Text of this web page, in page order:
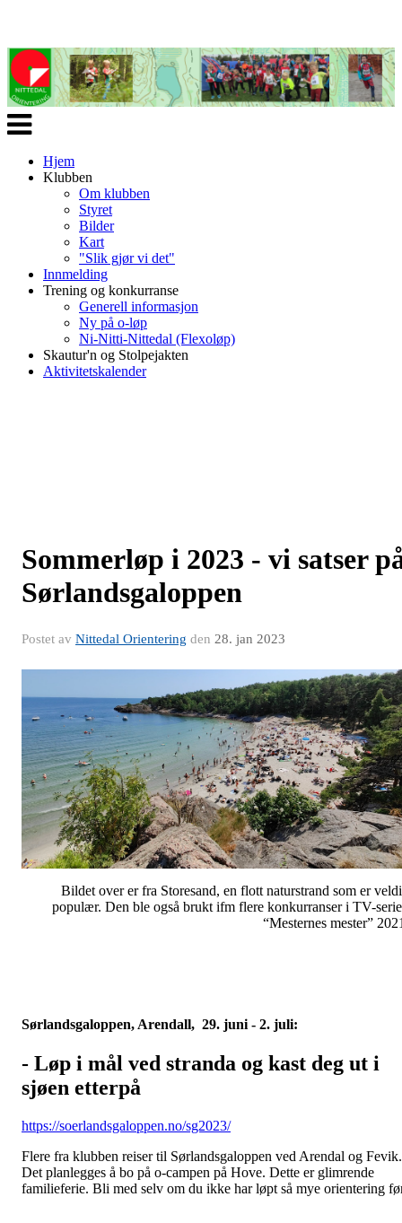
Veksle
navigasjon
Hjem
Klubben
Om klubben
Styret
Bilder
Kart
"Slik gjør vi det"
Innmelding
Trening og konkurranse
Generell informasjon
Ny på o-løp
Ni-Nitti-Nittedal (Flexoløp)
Skautur'n og Stolpejakten
Aktivitetskalender
Sommerløp i 2023 - vi satser
Sørlandsgaloppen
Postet av Nittedal Orientering den 28. jan 2023
Bildet over er fra Storesand, en flott naturstrand som er
populær. Den ble også brukt ifm flere konkurranser i TV-
“Mesternes mester”
Sørlandsgaloppen, Arendall, 29. juni - 2. juli:
- Løp i mål ved stranda og kast deg ut i
sjøen etterpå
https://soerlandsgaloppen.no/sg2023/
Flere fra klubben reiser til Sørlandsgaloppen ved Arendal og Fevik.
Det planlegges å bo på o-campen på Hove. Dette er glimrende
familieferie. Bli med selv om du ikke har løpt så mye orientering